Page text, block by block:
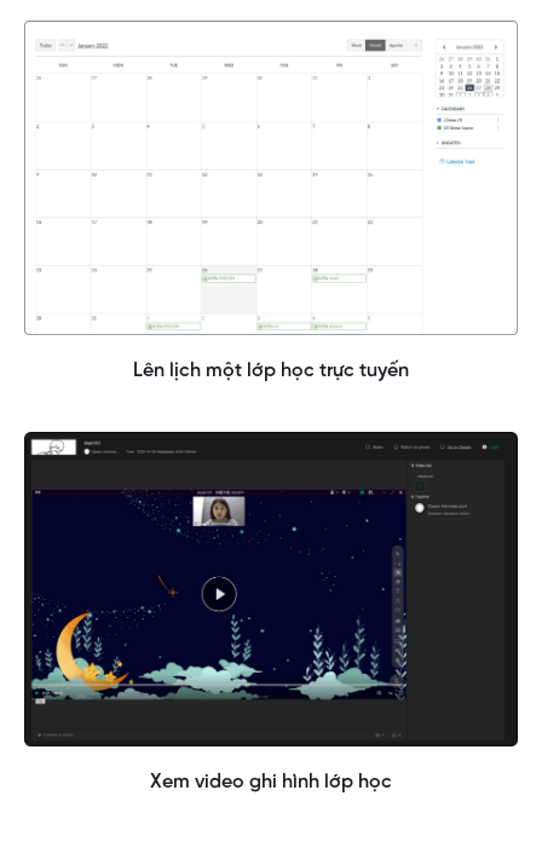
Lên lịch một lớp học trực tuyến
Xem video ghi hình lớp học